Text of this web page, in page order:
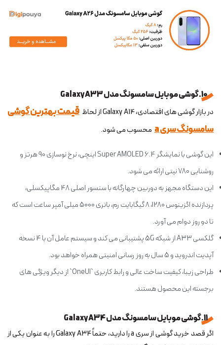
10. گوشی موبایل سامسونگ مدل Galaxy A33
در بازار گوشی های اقتصادی، Galaxy A14 از لحاظ
قیمت بهترین گوشی
سامسونگ سری a
محسوب می شود.
این گوشی با نمایشگر Super AMOLED 6.4 اینچی، نرخ نوسازی 90 هرتز و
روشنایی 780 نیتی ارائه می شود.
این دستگاه مجهز به دوربین چهارگانه با سنسور اصلی 48 مگاپیکسلی،
پردازنده اگزینوس 1280، 8 گیگابایت رم، باتری 5000 میلی آمپر ساعت است که
تا دو روز دوام می آورد.
گلکسی A33 از شبکه 5G پشتیبانی می کند و سیستم عامل آن با 4 نسخه
آپدیت اندروید و 5 سال به روز رسانی امنیتی همراه خواهد بود.
طراحی زیبا، کیفیت ساخت عالی و رابط کاربری `OneUI` از دیگر ویژگی های
برجسته این محصول هستند.
11. گوشی موبایل سامسونگ مدل Galaxy A34
اگر قصد خرید گوشی از سری a را دارید، حتماً Galaxy A34 را به عنوان یکی از